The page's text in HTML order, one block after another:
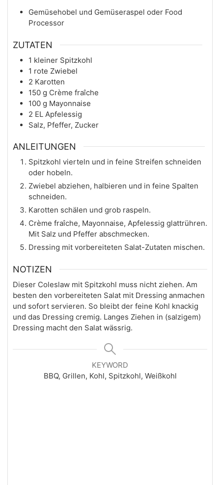
Gemüsehobel und Gemüseraspel oder Food
Processor
ZUTATEN
1 kleiner Spitzkohl
1 rote Zwiebel
2 Karotten
150 g Crème fraîche
100 g Mayonnaise
2 EL Apfelessig
Salz, Pfeffer, Zucker
ANLEITUNGEN
Spitzkohl vierteln und in feine Streifen schneiden
oder hobeln.
Zwiebel abziehen, halbieren und in feine Spalten
schneiden.
Karotten schälen und grob raspeln.
Crème fraîche, Mayonnaise, Apfelessig glattrühren.
Mit Salz und Pfeffer abschmecken.
Dressing mit vorbereiteten Salat-Zutaten mischen.
NOTIZEN
Dieser Coleslaw mit Spitzkohl muss nicht ziehen. Am
besten den vorbereiteten Salat mit Dressing anmachen
und sofort servieren. So bleibt der feine Kohl knackig
und das Dressing cremig. Langes Ziehen in (salzigem)
Dressing macht den Salat wässrig.
KEYWORD
BBQ, Grillen, Kohl, Spitzkohl, Weißkohl